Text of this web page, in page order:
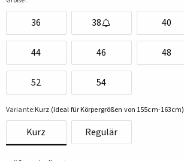
36 38 40
44 46 48
52 54
Variante:Kurz (Ideal für Körpergrößen von 155cm-163cm)
Kurz Regulär